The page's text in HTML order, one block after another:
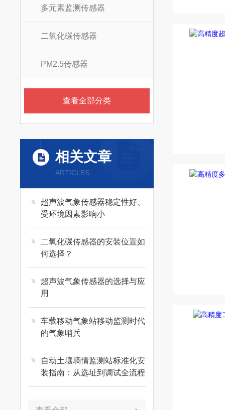
多元素监测传感器
二氧化碳传感器
PM2.5传感器
查看全部分类
相关文章
ARTICLES
超声波气象传感器稳定性好、
受环境因素影响小
二氧化碳传感器的安装位置如
何选择？
超声波气象传感器的选择与应
用
车载移动气象站移动监测时代
的气象哨兵
自动土壤墒情监测站标准化安
装指南：从选址到调试全流程
解析